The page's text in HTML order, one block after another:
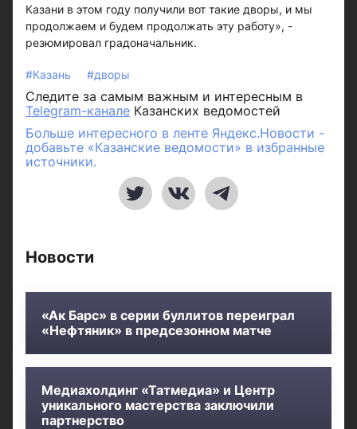
Казани в этом году получили вот такие дворы, и мы
продолжаем и будем продолжать эту работу», -
резюмировал градоначальник.
#Казань #дворы
Следите за самым важным и интересным в
Telegram-канале Казанских ведомостей
Больше интересного в ленте Яндекс.Новости -
добавьте «Казанские ведомости» в избранные
источники.
Новости
«Ак Барс» в серии буллитов переиграл
«Нефтяник» в предсезонном матче
Медиахолдинг «Татмедиа» и Центр
уникального мастерства заключили
партнерство